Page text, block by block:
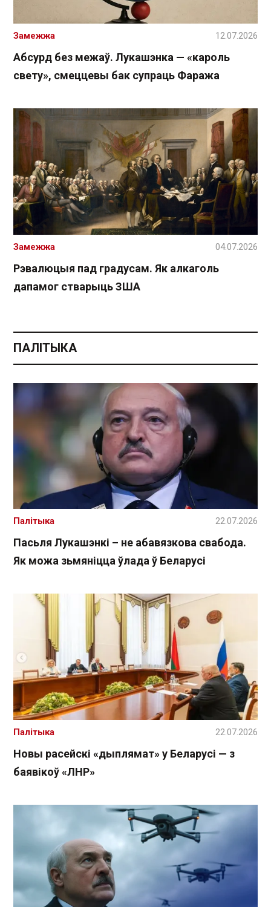
Абсурд без межаў. Лукашэнка — «кароль
свету», смеццевы бак супраць Фаража
Замежжа 12.07.2026
Рэвалюцыя пад градусам. Як алкаголь
дапамог стварыць ЗША
Замежжа 04.07.2026
ПАЛІТЫКА
Пасьля Лукашэнкі – не абавязкова свабода.
Як можа зьмяніцца ўлада ў Беларусі
Палітыка 22.07.2026
Новы расейскі «дыплямат» у Беларусі — з
баявікоў «ЛНР»
Палітыка 22.07.2026